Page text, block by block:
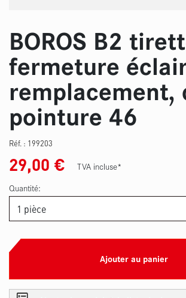
BOROS B2
fermeture
remplacement,
pointure 46
Réf. : 199203
29,00 €
TVA incluse*
Quantité:
Ajouter au panier